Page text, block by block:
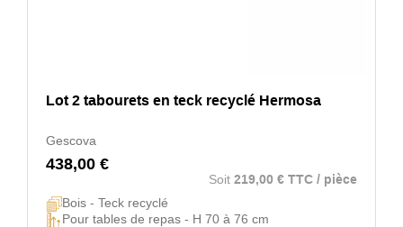
Lot 2 tabourets en teck recyclé Hermosa
Gescova
438,00 €
Soit 219,00 € TTC / pièce
Bois - Teck recyclé
Pour tables de repas - H 70 à 76 cm